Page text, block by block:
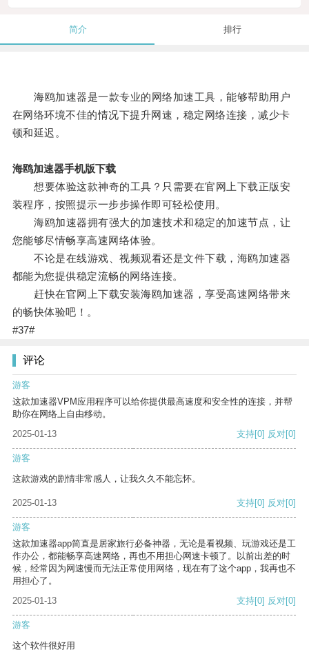
简介 排行
海鸥加速器是一款专业的网络加速工具，能够帮助用户
在网络环境不佳的情况下提升网速，稳定网络连接，减少卡
顿和延迟。
海鸥加速器手机版下载
想要体验这款神奇的工具？只需要在官网上下载正版安
装程序，按照提示一步步操作即可轻松使用。
海鸥加速器拥有强大的加速技术和稳定的加速节点，让
您能够尽情畅享高速网络体验。
不论是在线游戏、视频观看还是文件下载，海鸥加速器
都能为您提供稳定流畅的网络连接。
赶快在官网上下载安装海鸥加速器，享受高速网络带来
的畅快体验吧！。
#37#
评论
游客
这款加速器VPM应用程序可以给你提供最高速度和安全性的连接，并帮
助你在网络上自由移动。
2025-01-13
支持[0] 反对[0]
游客
这款游戏的剧情非常感人，让我久久不能忘怀。
2025-01-13 支持[0] 反对[0]
游客
这款加速器app简直是居家旅行必备神器，无论是看视频、玩游戏还是工
作办公，都能畅享高速网络，再也不用担心网速卡顿了。以前出差的时
候，经常因为网速慢而无法正常使用网络，现在有了这个app，我再也不
用担心了。
2025-01-13
支持[0] 反对[0]
游客
这个软件很好用